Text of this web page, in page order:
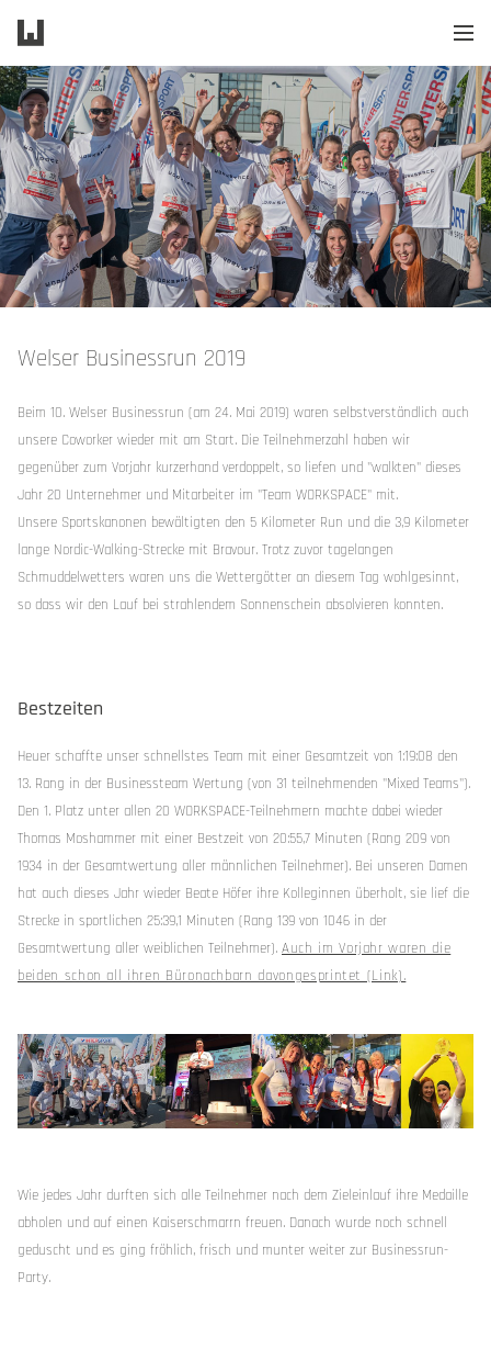
W
Welser Businessrun 2019
Beim 10. Welser Businessrun (am 24. Mai 2019) waren selbstverständlich auch
unsere Coworker wieder mit am Start. Die Teilnehmerzahl haben wir
gegenüber zum Vorjahr kurzerhand verdoppelt, so liefen und "walkten" dieses
Jahr 20 Unternehmer und Mitarbeiter im "Team WORKSPACE" mit.
Unsere Sportskanonen bewältigten den 5 Kilometer Run und die 3,9 Kilometer
lange Nordic-Walking-Strecke mit Bravour. Trotz zuvor tagelangen
Schmuddelwetters waren uns die Wettergötter an diesem Tag wohlgesinnt,
so dass wir den Lauf bei strahlendem Sonnenschein absolvieren konnten.
Bestzeiten
Heuer schaffte unser schnellstes Team mit einer Gesamtzeit von 1:19:08 den
13. Rang in der Businessteam Wertung (von 31 teilnehmenden "Mixed Teams").
Den 1. Platz unter allen 20 WORKSPACE-Teilnehmern machte dabei wieder
Thomas Moshammer mit einer Bestzeit von 20:55,7 Minuten (Rang 209 von
1934 in der Gesamtwertung aller männlichen Teilnehmer). Bei unseren Damen
hat auch dieses Jahr wieder Beate Höfer ihre Kolleginnen überholt, sie lief die
Strecke in sportlichen 25:39,1 Minuten (Rang 139 von 1046 in der
Gesamtwertung aller weiblichen Teilnehmer). Auch im Vorjahr waren die
beiden schon all ihren Büronachbarn davongesprintet (Link).
Wie jedes Jahr durften sich alle Teilnehmer nach dem Zieleinlauf ihre Medaille
abholen und auf einen Kaiserschmarrn freuen. Danach wurde noch schnell
geduscht und es ging fröhlich, frisch und munter weiter zur Businessrun-
Party.